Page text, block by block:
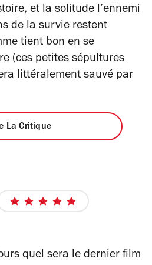
et la solitude l’ennemi
de la survie restent
tient bon en se
(ces petites sépultures
littéralement sauvé par
La Critique
5
étoiles
quel sera le dernier film